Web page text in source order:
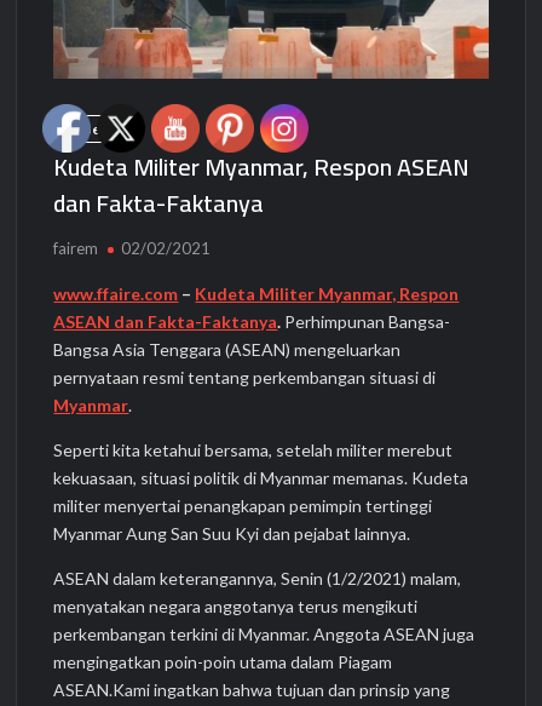
Berita
Kudeta Militer Myanmar, Respon ASEAN
dan Fakta-Faktanya
fairem 02/02/2021
www.ffaire.com – Kudeta Militer Myanmar, Respon
ASEAN dan Fakta-Faktanya. Perhimpunan Bangsa-
Bangsa Asia Tenggara (ASEAN) mengeluarkan
pernyataan resmi tentang perkembangan situasi di
Myanmar.
Seperti kita ketahui bersama, setelah militer merebut
kekuasaan, situasi politik di Myanmar memanas. Kudeta
militer menyertai penangkapan pemimpin tertinggi
Myanmar Aung San Suu Kyi dan pejabat lainnya.
ASEAN dalam keterangannya, Senin (1/2/2021) malam,
menyatakan negara anggotanya terus mengikuti
perkembangan terkini di Myanmar. Anggota ASEAN juga
mengingatkan poin-poin utama dalam Piagam
ASEAN.Kami ingatkan bahwa tujuan dan prinsip yang